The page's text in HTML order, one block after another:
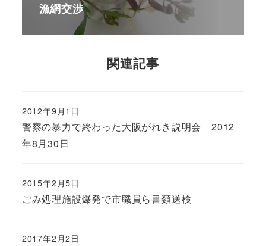
漁網交渉
関連記事
警察の暴力で終わった大阪がれき説明会 2012
年8月30日
2012年9月1日
ごみ処理施設爆発で市職員ら書類送検
2015年2月5日
2017年2月2日